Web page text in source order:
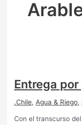
Entrega
.Chile, Agua & Riego,
Con el transcurso